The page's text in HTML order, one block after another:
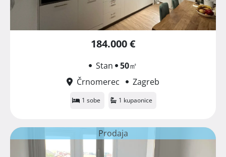
184.000 €
Stan 50㎡
Črnomerec
Zagreb
1 sobe 1 kupaonice
Prodaja